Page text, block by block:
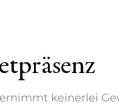
keinerlei